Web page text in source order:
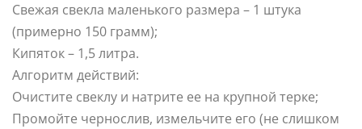
Свежая свекла маленького размера – 1 штука
(примерно 150 грамм);
Кипяток – 1,5 литра.
Алгоритм действий:
Очистите свеклу и натрите ее на крупной терке;
Промойте чернослив, измельчите его (не слишком